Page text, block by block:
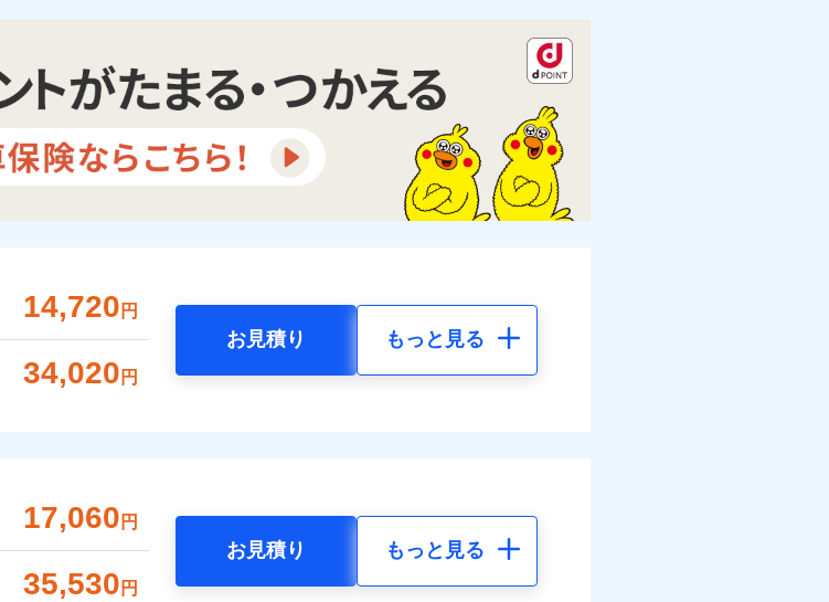
14,720 円
34,020 円
お見積り もっと見る
17,060 円
35,530 円
お見積り もっと見る